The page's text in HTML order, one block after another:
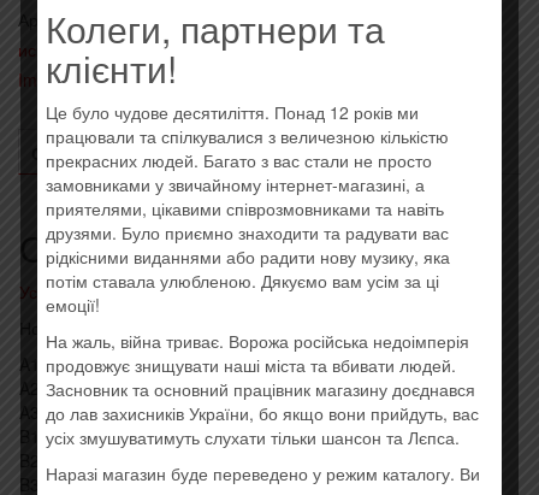
-
1989
(2022)
(Vinyl,
2xLP)
Артикул: 0602547092687 Категории:- Pop,Иностранные
исполнители на виниле,Последние поступления
Imported
ОПИСАНИЕ ОТЗЫВЫ (0)
Описание
Усі товари: Taylor Swift
A1 Welcome To New York
A2 Blank Space
A3 Style
B1 Out Of The Woods
B3 Shake It Off
Колеги, партнери та
клієнти!
Це було чудове десятиліття. Понад 12 років ми
працювали та спілкувалися з величезною кількістю
прекрасних людей. Багато з вас стали не просто
замовниками у звичайному інтернет-магазині, а
приятелями, цікавими співрозмовниками та навіть
друзями. Було приємно знаходити та радувати вас
рідкісними виданнями або радити нову музику, яка
потім ставала улюбленою. Дякуємо вам усім за ці
емоції!
На жаль, війна триває. Ворожа російська недоімперія
продовжує знищувати наші міста та вбивати людей.
Засновник та основний працівник магазину доєднався
до лав захисників України, бо якщо вони прийдуть, вас
усіх змушуватимуть слухати тільки шансон та Лєпса.
Наразі магазин буде переведено у режим каталогу. Ви